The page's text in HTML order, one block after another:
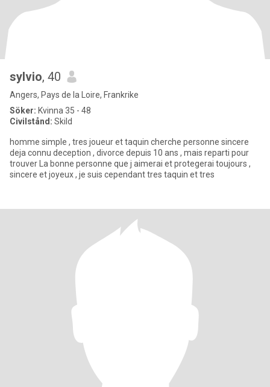
sylvio, 40
Angers, Pays de la Loire, Frankrike
Söker: Kvinna 35 - 48
Civilstånd: Skild
homme simple , tres joueur et taquin cherche personne sincere
deja connu deception , divorce depuis 10 ans , mais reparti pour
trouver La bonne personne que j aimerai et protegerai toujours ,
sincere et joyeux , je suis cependant tres taquin et tres